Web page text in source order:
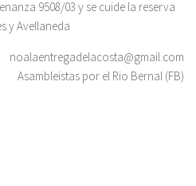
9508/03 y se cuide la reserva
y Avellaneda
noalaentregadelacosta@gmail.com
Asambleistas por el Rio Bernal (FB)